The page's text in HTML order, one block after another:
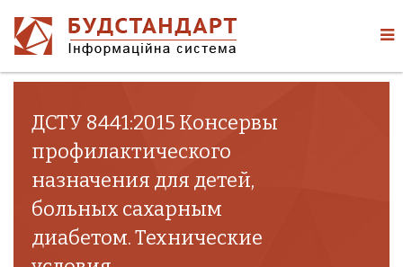
ДСТУ 8441:2015 Консервы
профилактического
назначения для детей,
больных сахарным
диабетом. Технические